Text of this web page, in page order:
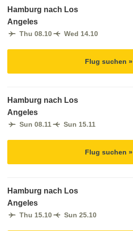
Hamburg nach Los
Angeles
Thu 08.10 Wed 14.10
Flug suchen »
Hamburg nach Los
Angeles
Sun 08.11 Sun 15.11
Flug suchen »
Hamburg nach Los
Angeles
Thu 15.10 Sun 25.10